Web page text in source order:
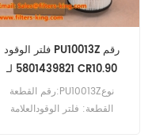
فلتر الوقود PU10013Z رقم
5801439821 لـ CR10.90
رقم القطعة:PU10013Zنوع
القطعة: فلتر الوقودالعلامة